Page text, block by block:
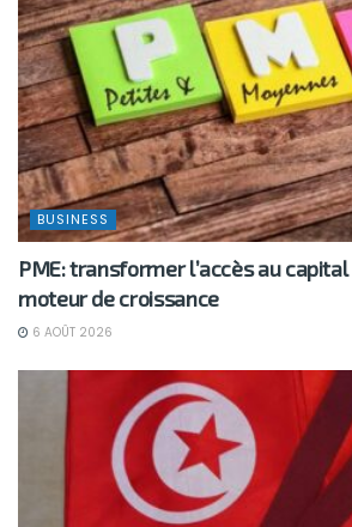
BUSINESS
PME: transformer l’accès au
moteur de croissance
6 AOÛT 2026